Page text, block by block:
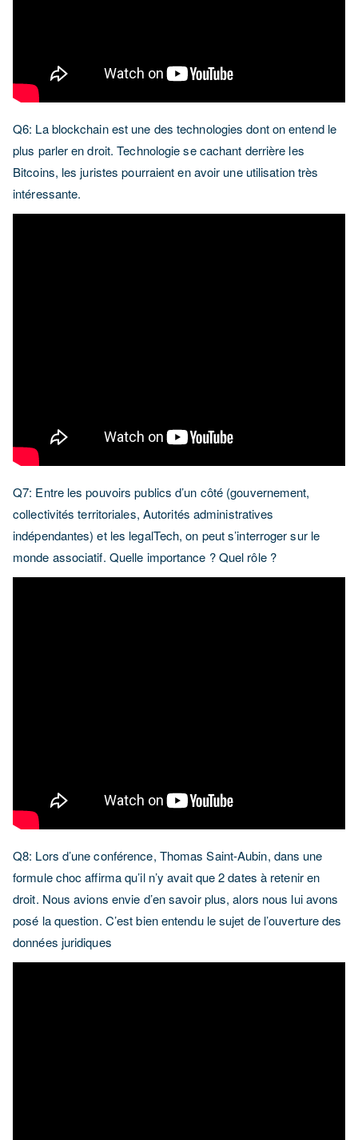
Q6: La blockchain est une des technologies dont on entend le
plus parler en droit. Technologie se cachant derrière les
Bitcoins, les juristes pourraient en avoir une utilisation très
intéressante.
Q7: Entre les pouvoirs publics d’un côté (gouvernement,
collectivités territoriales, Autorités administratives
indépendantes) et les legalTech, on peut s’interroger sur le
monde associatif. Quelle importance ? Quel rôle ?
Q8: Lors d’une conférence, Thomas Saint-Aubin, dans une
formule choc affirma qu’il n’y avait que 2 dates à retenir en
droit. Nous avions envie d’en savoir plus, alors nous lui avons
posé la question. C’est bien entendu le sujet de l’ouverture des
données juridiques